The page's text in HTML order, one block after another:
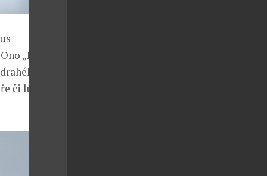
„P“ v
kovu
či lunetě je